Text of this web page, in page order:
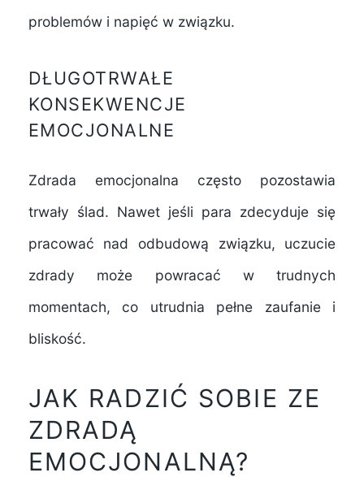
problemów i napięć w związku.
DŁUGOTRWAŁE
KONSEKWENCJE
EMOCJONALNE
Zdrada emocjonalna często pozostawia
trwały ślad. Nawet jeśli para zdecyduje się
pracować nad odbudową związku, uczucie
zdrady może powracać w trudnych
momentach, co utrudnia pełne zaufanie i
bliskość.
JAK RADZIĆ SOBIE ZE
ZDRADĄ
EMOCJONALNĄ?